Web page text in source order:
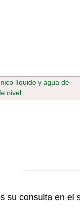
líquido y agua de
nivel
su consulta en el